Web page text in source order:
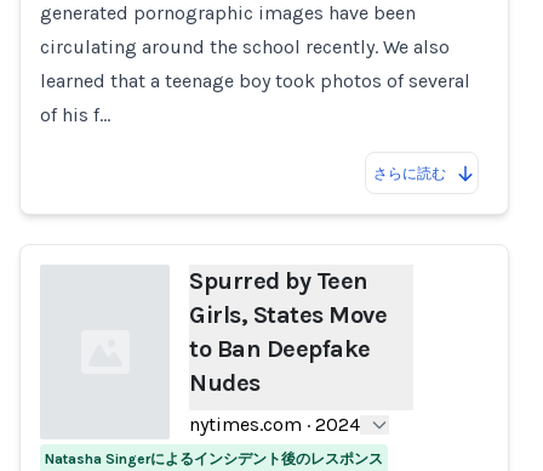
generated pornographic images have been
circulating around the school recently. We also
learned that a teenage boy took photos of several
of his f…
さらに読む
Spurred by Teen
Girls, States Move
to Ban Deepfake
Nudes
nytimes.com · 2024
Natasha Singerによるインシデント後のレスポンス